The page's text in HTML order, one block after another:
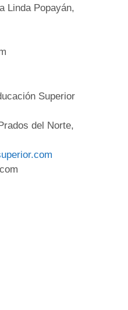
Linda Popayán,
Superior
del Norte,